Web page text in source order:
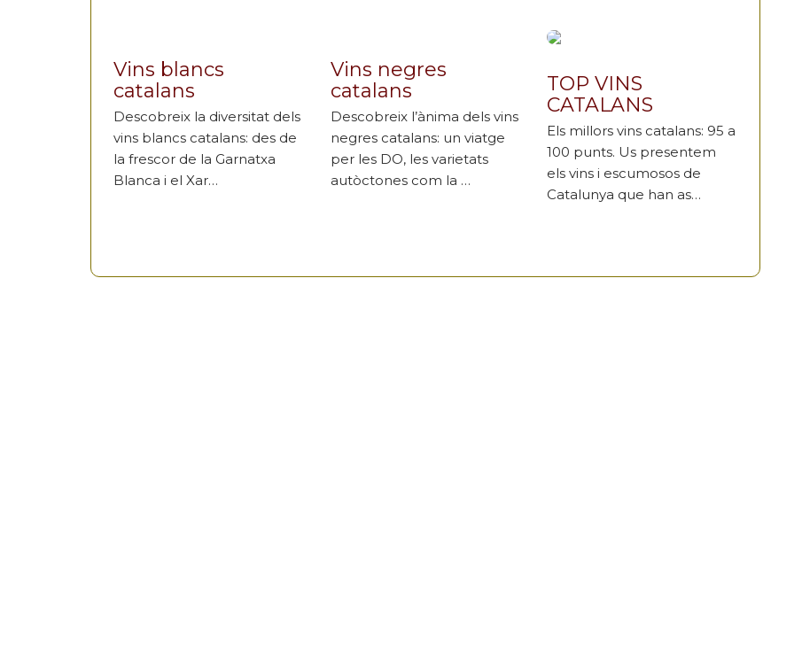
Vins blancs
catalans
Descobreix la diversitat dels
vins blancs catalans: des de
la frescor de la Garnatxa
Blanca i el Xar…
Vins negres
catalans
Descobreix l’ànima dels vins
negres catalans: un viatge
per les DO, les varietats
autòctones com la …
TOP VINS
CATALANS
Els millors vins catalans: 95 a
100 punts. Us presentem
els vins i escumosos de
Catalunya que han as…